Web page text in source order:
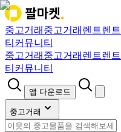
중고거래 중고거래 렌트렌트
티 커뮤니티
중고거래 중고거래 렌트렌트
티 커뮤니티
앱 다운로드
중고거래